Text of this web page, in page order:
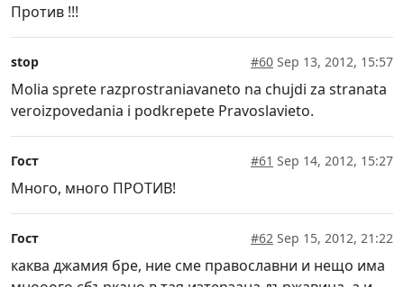
Против !!!
stop #60 Sep 13, 2012, 15:57
Molia sprete razprostraniavaneto na chujdi za stranata
veroizpovedania i podkrepete Pravoslavieto.
Гост #61 Sep 14, 2012, 15:27
Много, много ПРОТИВ!
Гост #62 Sep 15, 2012, 21:22
каква джамия бре, ние сме православни и нещо има